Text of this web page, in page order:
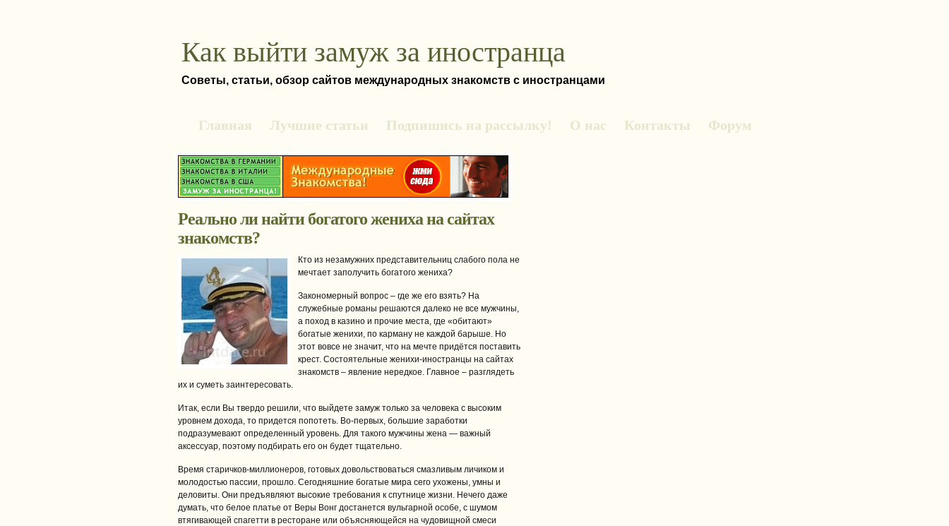
Как выйти замуж за иностранца
Советы, статьи, обзор сайтов международных знакомств с иностранцами
Главная Лучшие статьи Подпишись на рассылку! О нас Контакты Форум
Реально ли найти богатого жениха на сайтах
знакомств?
Кто из незамужних представительниц слабого пола не
мечтает заполучить богатого жениха?
Закономерный вопрос – где же его взять? На
служебные романы решаются далеко не все мужчины,
а поход в казино и прочие места, где «обитают»
богатые женихи, по карману не каждой барыше. Но
этот вовсе не значит, что на мечте придётся поставить
крест. Состоятельные женихи-иностранцы на сайтах
знакомств – явление нередкое. Главное – разглядеть
их и суметь заинтересовать.
Итак, если Вы твердо решили, что выйдете замуж только за человека с высоким
уровнем дохода, то придется попотеть. Во-первых, большие заработки
подразумевают определенный уровень. Для такого мужчины жена — важный
аксессуар, поэтому подбирать его он будет тщательно.
Время старичков-миллионеров, готовых довольствоваться смазливым личиком и
молодостью пассии, прошло. Сегодняшние богатые мира сего ухожены, умны и
деловиты. Они предъявляют высокие требования к спутнице жизни. Нечего даже
думать, что белое платье от Веры Вонг достанется вульгарной особе, с шумом
втягивающей спагетти в ресторане или объясняющейся на чудовищной смеси